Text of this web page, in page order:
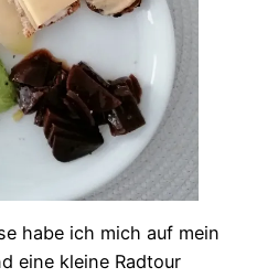
habe ich mich auf mein
eine kleine Radtour